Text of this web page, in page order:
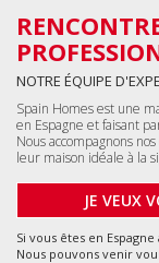
NOTRE ÉQUIPE
Spain Homes est une
en Espagne et faisant
Nous accompagnons
leur maison idéale à la
JE VEUX
Si vous êtes en
Nous pouvons venir